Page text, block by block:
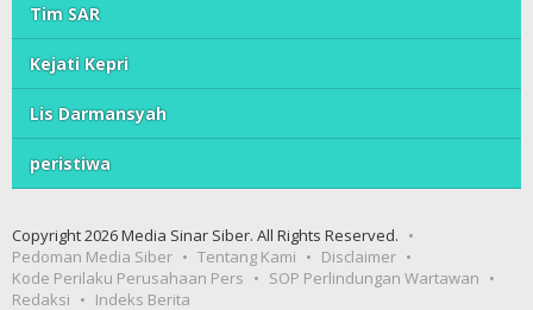
Tim SAR
Kejati Kepri
Lis Darmansyah
peristiwa
Copyright 2026 Media Sinar Siber. All Rights Reserved.
Pedoman Media Siber
Tentang Kami
Disclaimer
Kode Perilaku Perusahaan Pers
SOP Perlindungan Wartawan
Redaksi
Indeks Berita